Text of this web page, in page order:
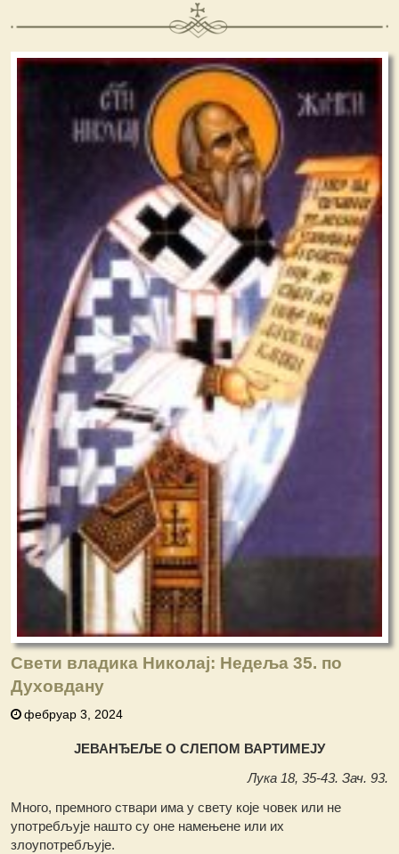
Свети владика Николај: Недеља 35. по
Духовдану
фебруар 3, 2024
ЈЕВАНЂЕЉЕ О СЛЕПОМ ВАРТИМЕЈУ
Лука 18, 35-43. Зач. 93.
Много, премного ствари има у свету које човек или не
употребљује нашто су оне намењене или их
злоупотребљује.